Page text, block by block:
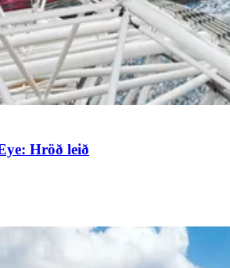
Hröð leið